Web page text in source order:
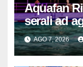
Aquafan
serali ad
AGO 7, 2026